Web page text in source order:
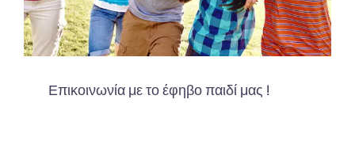
Επικοινωνία με το έφηβο παιδί μας !